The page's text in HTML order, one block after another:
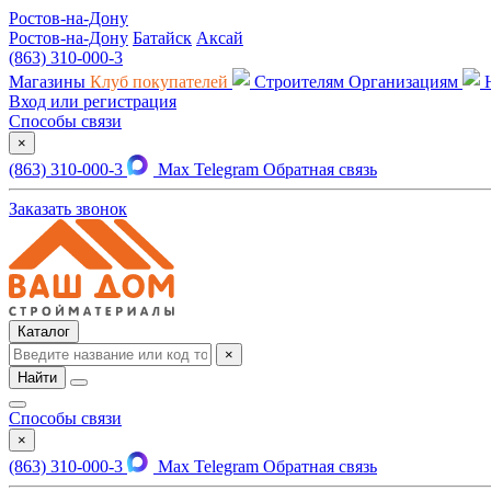
Ростов-на-Дону
Ростов-на-Дону Батайск Аксай
(863) 310-000-3
Магазины Клуб покупателей Строителям Организациям
Вход или регистрация
Способы связи
×
(863) 310-000-3 Max Telegram Обратная связь
Заказать звонок
Каталог
×
Найти
Способы связи
×
(863) 310-000-3 Max Telegram Обратная связь